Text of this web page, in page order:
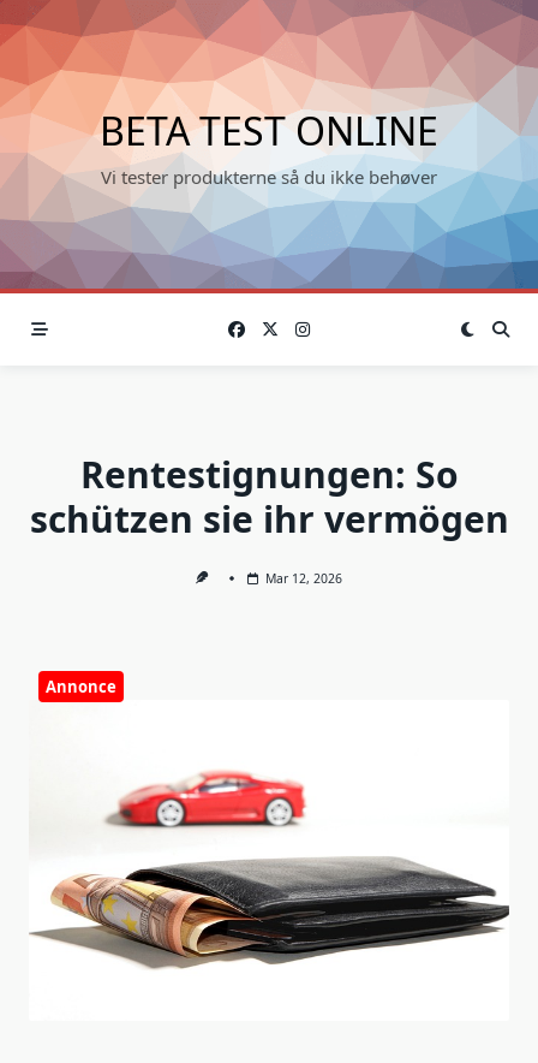
Skip
to
content
BETA TEST ONLINE
Vi tester produkterne så du ikke behøver
Rentestignungen: So
schützen sie ihr vermögen
Mar 12, 2026
Annonce